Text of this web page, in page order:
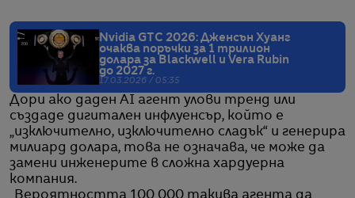
Nvidia GTC 2026: Дженсън Хуанг
очаква поръчки за 1 трилион
долара за Blackwell и Vera Rubin
до 2027 г.
17.03.2026 / 05:35
Дори ако даден AI агент улови тренд или
създаде дигитален инфлуенсър, който е
„изключително, изключително сладък“ и генерира
милиард долара, това не означава, че може да
замени инженерите в сложна хардуерна
компания.
„Вероятността 100 000 такива агента да